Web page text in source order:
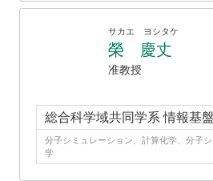
サカエ ヨシタケ
榮 慶丈
准教授
総合科学域共同学系 情報基
分子シミュレーション、計算化学、分子
学